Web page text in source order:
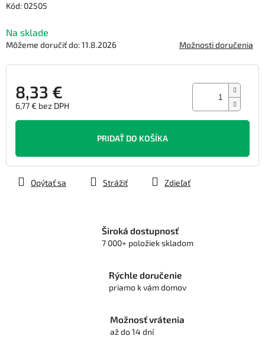
Kód: 02505
Na sklade
Môžeme doručiť do:11.8.2026 Možnosti doručenia
8,33 €
6,77 € bez DPH
Jednotková
PRIDAŤ DO KOŠÍKA
Opýtať sa Strážiť Zdieľať
0,0
5
hviezdičiek.
Široká dostupnosť
7 000+ položiek skladom
Rýchle doručenie
priamo k vám domov
Možnosť vrátenia
až do 14 dní